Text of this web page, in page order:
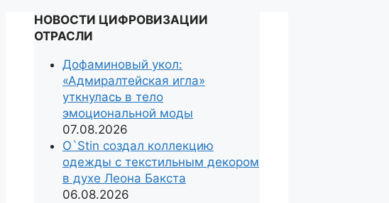
НОВОСТИ ЦИФРОВИЗАЦИИ
ОТРАСЛИ
Дофаминовый укол:
«Адмиралтейская игла»
уткнулась в тело
эмоциональной моды
07.08.2026
O`Stin создал коллекцию
одежды с текстильным декором
в духе Леона Бакста
06.08.2026